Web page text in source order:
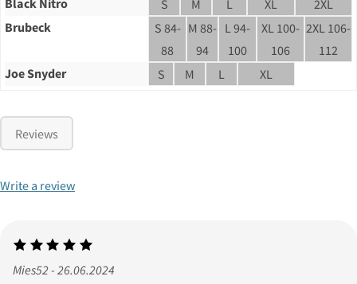
Black Nitro
S M L XL
2XL
Brubeck
S 84-
88
M 88-
94
L 94-
100
XL 100-
106
2XL 106-
112
Joe Snyder
S M L XL
Reviews
Write a review
Mies52 - 26.06.2024